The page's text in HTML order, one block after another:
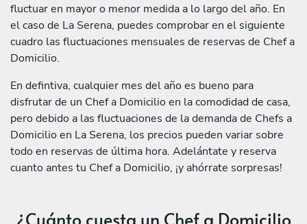
fluctuar en mayor o menor medida a lo largo del año. En
el caso de La Serena, puedes comprobar en el siguiente
cuadro las fluctuaciones mensuales de reservas de Chef a
Domicilio.
En defintiva, cualquier mes del año es bueno para
disfrutar de un Chef a Domicilio en la comodidad de casa,
pero debido a las fluctuaciones de la demanda de Chefs a
Domicilio en La Serena, los precios pueden variar sobre
todo en reservas de última hora. Adelántate y reserva
cuanto antes tu Chef a Domicilio, ¡y ahórrate sorpresas!
¿Cuánto cuesta un Chef a Domicilio